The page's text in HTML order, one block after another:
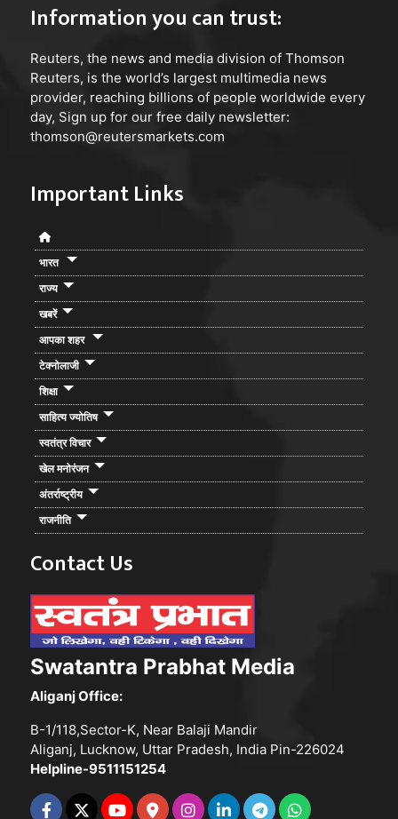
Information you can trust:
Reuters, the news and media division of Thomson
Reuters, is the world’s largest multimedia news
provider, reaching billions of people worldwide every
day, Sign up for our free daily newsletter:
thomson@reutersmarkets.com
Important Links
भारत
राज्य
खबरें
आपका शहर
टेक्नोलाजी
शिक्षा
साहित्य ज्योतिष
स्वतंत्र विचार
खेल मनोरंजन
अंतर्राष्ट्रीय
राजनीति
Contact Us
Swatantra Prabhat Media
Aliganj Office:
B-1/118,Sector-K, Near Balaji Mandir
Aliganj, Lucknow, Uttar Pradesh, India Pin-226024
Helpline-9511151254